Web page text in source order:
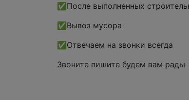
✅После выполненных
✅Вывоз мусора
✅Отвечаем на звонки всегда
Звоните пишите будем вам рады